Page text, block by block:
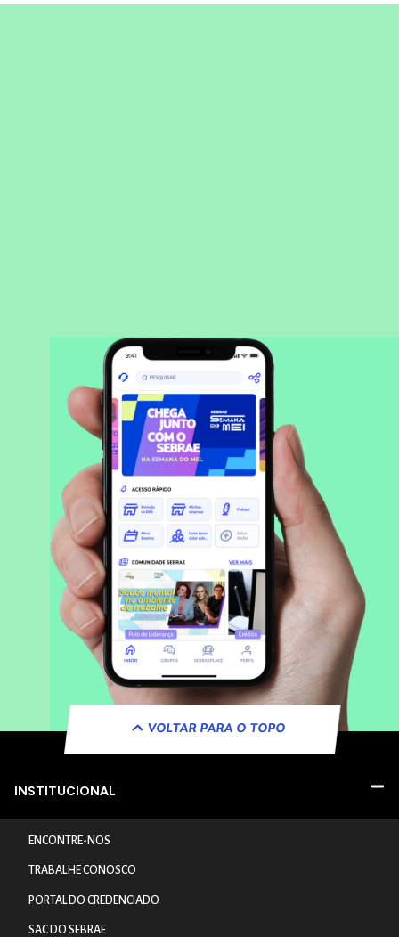
VOLTAR PARA O TOPO
INSTITUCIONAL
ENCONTRE-NOS
TRABALHE CONOSCO
PORTAL DO CREDENCIADO
SAC DO SEBRAE